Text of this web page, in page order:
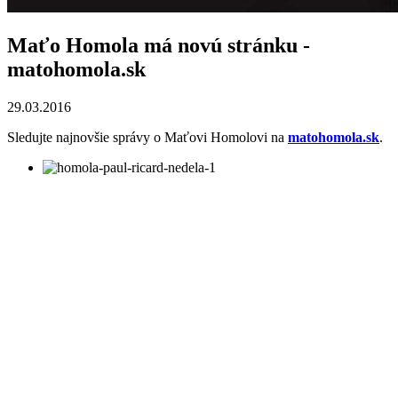
Maťo Homola má novú stránku -
matohomola.sk
29.03.2016
Sledujte najnovšie správy o Maťovi Homolovi na matohomola.sk.